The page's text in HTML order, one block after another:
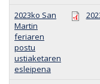
2023ko San
Martin
feriaren
postu
ustiaketaren
esleipena